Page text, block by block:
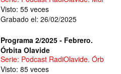
Visto: 55 veces
Grabado el: 26/02/2025
Programa 2/2025 - Febrero.
Órbita Olavide
Serie: Podcast RadiOlavide. Órbita
Visto: 85 veces